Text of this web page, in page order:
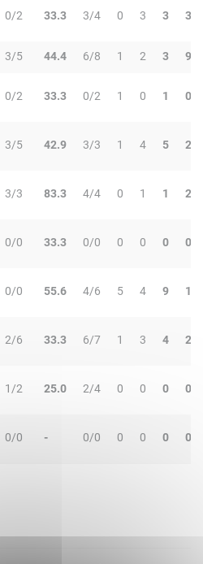
0/2 33.3 3/4 0 3 3 3
3/5 44.4 6/8 1 2 3 9
0/2 33.3 0/2 1 0 1 0
3/5 42.9 3/3 1 4 5 2
3/3 83.3 4/4 0 1 1 2
0/0 33.3 0/0 0 0 0 0
0/0 55.6 4/6 5 4 9 1
2/6 33.3 6/7 1 3 4 2
1/2 25.0 2/4 0 0 0 0
0/0 - 0/0 0 0 0 0